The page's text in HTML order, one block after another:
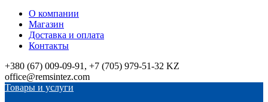
О компании
Магазин
Доставка и оплата
Контакты
+380 (67) 009-09-91, +7 (705) 979-51-32 KZ
office@remsintez.com
Товары и услуги